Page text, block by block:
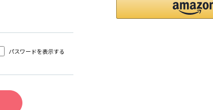
パスワードを表示する